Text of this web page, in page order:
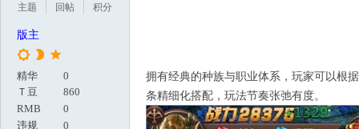
主题
回帖
积分
版主
精华
0
Ｔ豆
860
RMB
0
违规
0
拥有经典的种族与职业体系，玩家可以根
条精细化搭配，玩法节奏张弛有度。